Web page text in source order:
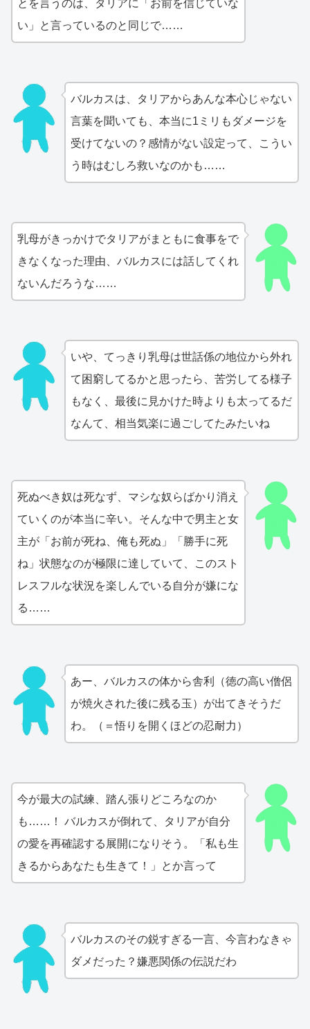
とを言うのは、タリアに「お前を信じていな
い」と言っているのと同じで……
バルカスは、タリアからあんな本心じゃない
言葉を聞いても、本当に1ミリもダメージを
受けてないの？感情がない設定って、こうい
う時はむしろ救いなのかも……
乳母がきっかけでタリアがまともに食事をで
きなくなった理由、バルカスには話してくれ
ないんだろうな……
いや、てっきり乳母は世話係の地位から外れ
て困窮してるかと思ったら、苦労してる様子
もなく、最後に見かけた時よりも太ってるだ
なんて、相当気楽に過ごしてたみたいね
死ぬべき奴は死なず、マシな奴らばかり消え
ていくのが本当に辛い。そんな中で男主と女
主が「お前が死ね、俺も死ぬ」「勝手に死
ね」状態なのが極限に達していて、このスト
レスフルな状況を楽しんでいる自分が嫌にな
る……
あー、バルカスの体から舎利（徳の高い僧侶
が焼火された後に残る玉）が出てきそうだ
わ。（＝悟りを開くほどの忍耐力）
今が最大の試練、踏ん張りどころなのか
も……！ バルカスが倒れて、タリアが自分
の愛を再確認する展開になりそう。「私も生
きるからあなたも生きて！」とか言って
バルカスのその鋭すぎる一言、今言わなきゃ
ダメだった？嫌悪関係の伝説だわ